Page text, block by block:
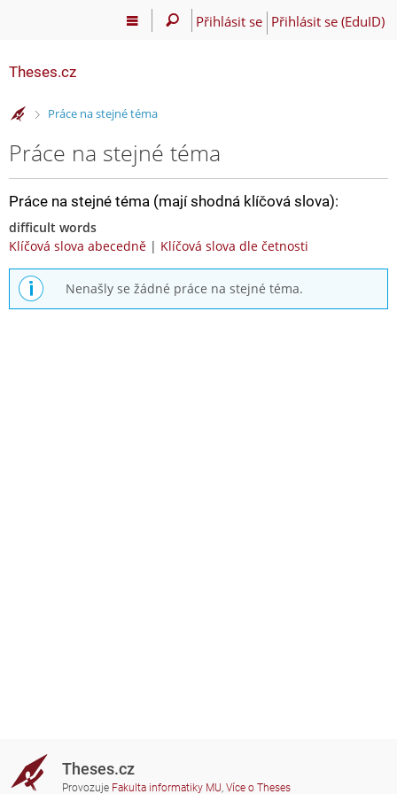
Přihlásit se Přihlásit se (EduID)
Theses.cz
>Práce na stejné téma
Práce na stejné téma
Práce na stejné téma (mají shodná klíčová slova):
difficult words
Klíčová slova abecedně | Klíčová slova dle četnosti
Nenašly se žádné práce na stejné téma.
Theses.cz
Provozuje Fakulta informatiky MU, Více o Theses